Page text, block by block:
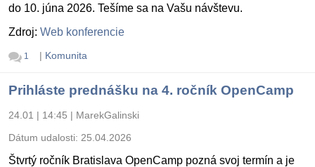
do 10. júna 2026. Tešíme sa na Vašu návštevu.
Zdroj: Web konferencie
1 | Komunita
Prihláste prednášku na 4. ročník OpenCamp
24.01 | 14:45 | MarekGalinski
Dátum udalosti: 25.04.2026
Štvrtý ročník Bratislava OpenCamp pozná svoj termín a je